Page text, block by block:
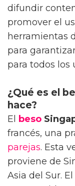
difundir
promover el
herramientas
para
para todos los
¿Qué es el
hace?
El beso
francés, una
parejas. Esta
proviene de
Asia del Sur.